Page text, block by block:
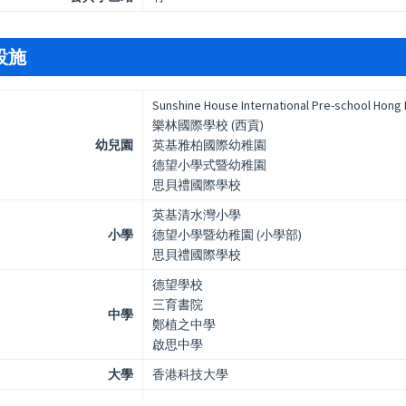
施
幼兒園
Sunshine House International Pre-school Hong
樂林國際學校 (西貢)
英基雅柏國際幼稚園
德望小學式暨幼稚園
思貝禮國際學校
小學
英基清水灣小學
德望小學暨幼稚園 (小學部)
思貝禮國際學校
中學
德望學校
三育書院
鄭植之中學
啟思中學
大學
香港科技大學